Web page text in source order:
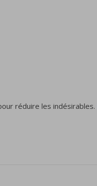
réduire les indésirables.